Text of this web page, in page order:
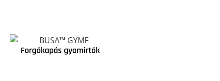
Forgókapás gyomirtók